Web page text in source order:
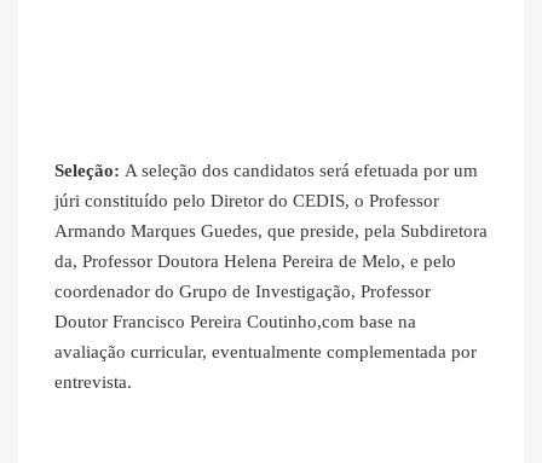
Seleção: A seleção dos candidatos será efetuada por um
júri constituído pelo Diretor do CEDIS, o Professor
Armando Marques Guedes, que preside, pela Subdiretora
da, Professor Doutora Helena Pereira de Melo, e pelo
coordenador do Grupo de Investigação, Professor
Doutor Francisco Pereira Coutinho,com base na
avaliação curricular, eventualmente complementada por
entrevista.